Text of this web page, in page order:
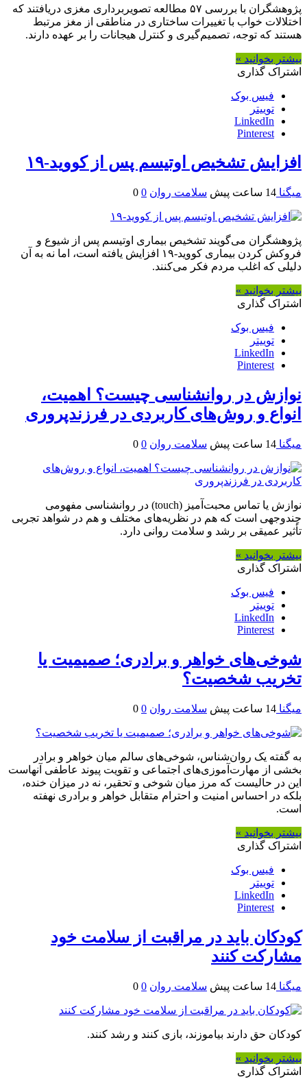
پژوهشگران با بررسی ۵۷ مطالعه تصویربرداری مغزی دریافتند که
اختلالات خواب با تغییرات ساختاری در مناطقی از مغز مرتبط
هستند که توجه، تصمیم‌گیری و کنترل هیجانات را بر عهده دارند.
بیشتر بخوانید »
اشتراک گذاری
فیس بوک
توییتر
LinkedIn
Pinterest
افزایش تشخیص اوتیسم پس از کووید-۱۹
میگنا 14 ساعت پیش سلامت روان 0
0
پژوهشگران می‌گویند تشخیص بیماری اوتیسم پس از شیوع و
فروکش کردن بیماری کووید-۱۹ افزایش یافته است، اما نه به آن
دلیلی که اغلب مردم فکر می‌کنند.
بیشتر بخوانید »
اشتراک گذاری
فیس بوک
توییتر
LinkedIn
Pinterest
نوازش در روانشناسی چیست؟ اهمیت،
انواع و روش‌های کاربردی در فرزندپروری
میگنا 14 ساعت پیش سلامت روان 0
0
نوازش یا تماس محبت‌آمیز (touch) در روانشناسی مفهومی
چندوجهی است که هم در نظریه‌های مختلف و هم در شواهد تجربی
تأثیر عمیقی بر رشد و سلامت روانی دارد.
بیشتر بخوانید »
اشتراک گذاری
فیس بوک
توییتر
LinkedIn
Pinterest
شوخی‌های خواهر و برادری؛ صمیمیت یا
تخریب شخصیت؟
میگنا 14 ساعت پیش سلامت روان 0
0
به گفته یک روان‌شناس، شوخی‌های سالم میان خواهر و برادر
بخشی از مهارت‌آموزی‌های اجتماعی و تقویت پیوند عاطفی آنهاست
این در حالیست که مرز میان شوخی و تحقیر، نه در میزان خنده،
بلکه در احساس امنیت و احترام متقابل خواهر و برادری نهفته
است.
بیشتر بخوانید »
اشتراک گذاری
فیس بوک
توییتر
LinkedIn
Pinterest
کودکان باید در مراقبت از سلامت خود
مشارکت کنند
میگنا 14 ساعت پیش سلامت روان 0
0
کودکان حق دارند بیاموزند، بازی کنند و رشد کنند.
بیشتر بخوانید »
اشتراک گذاری